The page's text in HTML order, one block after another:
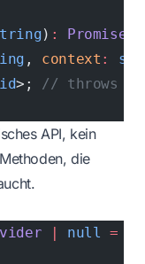
) : Promise
, context :
>; // throws if
API, kein
die
| null =